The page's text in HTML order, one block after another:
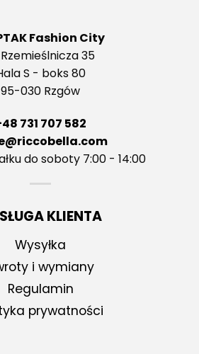
Fashion City
35
S - boks 80
95-030 Rzgów
731 707 582
do soboty 7:00 - 14:00
KLIENTA
Wysyłka
i wymiany
Regulamin
prywatności